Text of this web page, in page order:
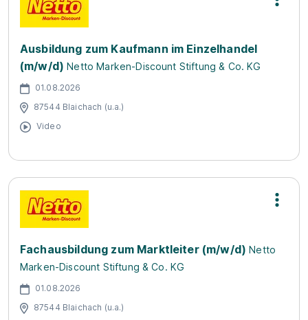
Ausbildung zum Kaufmann im Einzelhandel
(m/w/d) Netto Marken-Discount Stiftung & Co. KG
01.08.2026
87544 Blaichach (u.a.)
Video
Fachausbildung zum Marktleiter (m/w/d) Netto
Marken-Discount Stiftung & Co. KG
01.08.2026
87544 Blaichach (u.a.)